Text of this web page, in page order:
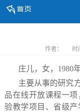
作者： 时
庄儿，女， 1980
主要从事的研究
品在线开放课程一
验教学项目、省级